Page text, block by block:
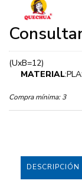
(UxB=12)
MATERIAL
Compra mínima: 3
DESCRIPCIÓN